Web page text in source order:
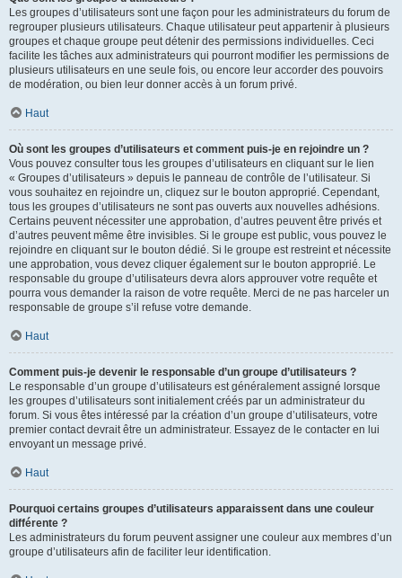
Les groupes d’utilisateurs sont une façon pour les administrateurs du forum de
regrouper plusieurs utilisateurs. Chaque utilisateur peut appartenir à plusieurs
groupes et chaque groupe peut détenir des permissions individuelles. Ceci
facilite les tâches aux administrateurs qui pourront modifier les permissions de
plusieurs utilisateurs en une seule fois, ou encore leur accorder des pouvoirs
de modération, ou bien leur donner accès à un forum privé.
Haut
Où sont les groupes d’utilisateurs et comment puis-je en rejoindre un ?
Vous pouvez consulter tous les groupes d’utilisateurs en cliquant sur le lien
« Groupes d’utilisateurs » depuis le panneau de contrôle de l’utilisateur. Si
vous souhaitez en rejoindre un, cliquez sur le bouton approprié. Cependant,
tous les groupes d’utilisateurs ne sont pas ouverts aux nouvelles adhésions.
Certains peuvent nécessiter une approbation, d’autres peuvent être privés et
d’autres peuvent même être invisibles. Si le groupe est public, vous pouvez le
rejoindre en cliquant sur le bouton dédié. Si le groupe est restreint et nécessite
une approbation, vous devez cliquer également sur le bouton approprié. Le
responsable du groupe d’utilisateurs devra alors approuver votre requête et
pourra vous demander la raison de votre requête. Merci de ne pas harceler un
responsable de groupe s’il refuse votre demande.
Haut
Comment puis-je devenir le responsable d’un groupe d’utilisateurs ?
Le responsable d’un groupe d’utilisateurs est généralement assigné lorsque
les groupes d’utilisateurs sont initialement créés par un administrateur du
forum. Si vous êtes intéressé par la création d’un groupe d’utilisateurs, votre
premier contact devrait être un administrateur. Essayez de le contacter en lui
envoyant un message privé.
Haut
Pourquoi certains groupes d’utilisateurs apparaissent dans une couleur
différente ?
Les administrateurs du forum peuvent assigner une couleur aux membres d’un
groupe d’utilisateurs afin de faciliter leur identification.